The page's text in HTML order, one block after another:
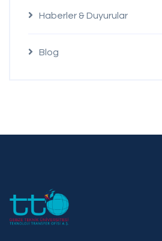
Haberler & Duyurular
Blog